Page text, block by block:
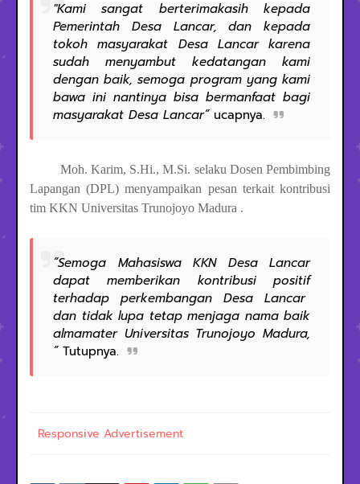
"Kami sangat berterimakasih kepada
Pemerintah Desa Lancar, dan kepada
tokoh masyarakat Desa Lancar karena
sudah menyambut kedatangan kami
dengan baik, semoga program yang kami
bawa ini nantinya bisa bermanfaat bagi
masyarakat Desa Lancar”ucapnya.
Moh. Karim, S.Hi., M.Si. selaku Dosen Pembimbing
Lapangan (DPL) menyampaikan pesan terkait kontribusi
tim KKN Universitas Trunojoyo Madura .
“Semoga Mahasiswa KKN Desa Lancar
dapat memberikan kontribusi positif
terhadap perkembangan Desa Lancar
dan tidak lupa tetap menjaga nama baik
almamater Universitas Trunojoyo Madura,
”Tutupnya.
Responsive Advertisement